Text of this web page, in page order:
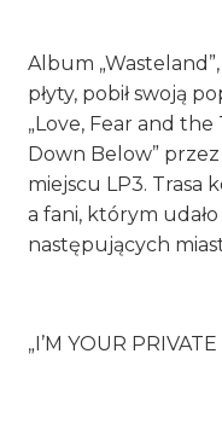
Album
płyty, pobił swoją
„Love, Fear and the
Down Below”
miejscu LP3. Trasa
a fani, którym
następujących
„I’M YOUR